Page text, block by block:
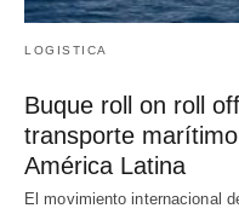
LOGISTICA
Buque roll on roll
transporte
América Latina
El movimiento internacional